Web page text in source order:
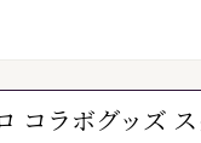
ラボグッズ ス